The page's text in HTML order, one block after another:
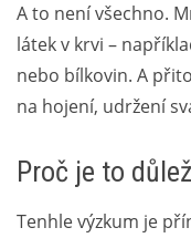
A to není všechno.
látek v krvi –
nebo bílkovin. A
na hojení, udržení
Proč je to
Tenhle výzkum je